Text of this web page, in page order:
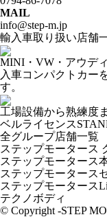
MAIL
info@step-m.jp
輸入車取り扱い店舗
MINI・VW・アウデ
入車コンパクトカー
す。
工場設備から熟練度
ベルライセンス
全グループ店舗一覧
ステップモータース
ステップモータース
ステップモータース
ステップモータース
テクノボディ
© Copyright -STEP